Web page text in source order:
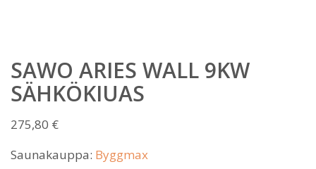
SAWO ARIES WALL 9KW
SÄHKÖKIUAS
275,80 €
Saunakauppa: Byggmax